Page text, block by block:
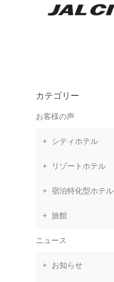
カテゴリー
お客様の声
シティホテル
リゾートホテル
宿泊特化型ホテル
旅館
ニュース
お知らせ